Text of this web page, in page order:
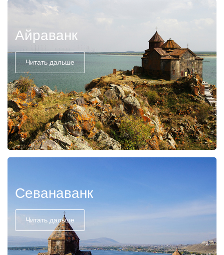
Айраванк
Читать дальше
Севанаванк
Читать дальше